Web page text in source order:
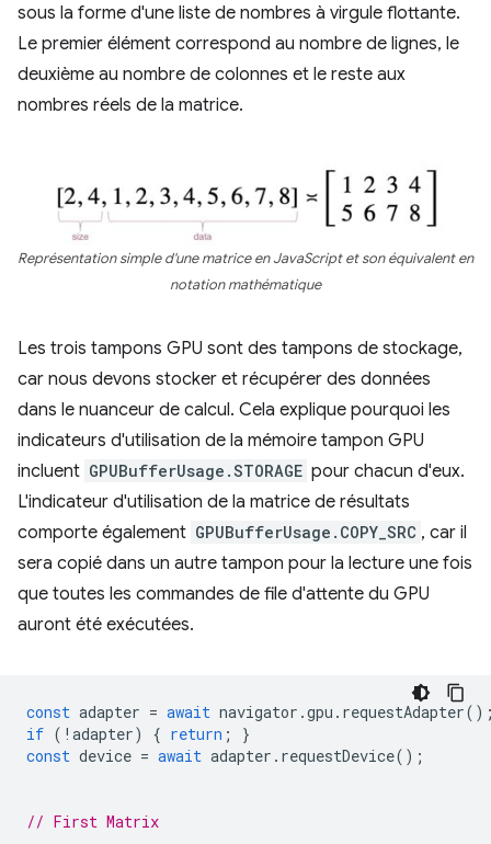
sous la forme d'une liste de nombres à virgule flottante.
Le premier élément correspond au nombre de lignes, le
deuxième au nombre de colonnes et le reste aux
nombres réels de la matrice.
Représentation simple d'une matrice en JavaScript et son équivalent en
notation mathématique
Les trois tampons GPU sont des tampons de stockage,
car nous devons stocker et récupérer des données
dans le nuanceur de calcul. Cela explique pourquoi les
indicateurs d'utilisation de la mémoire tampon GPU
incluent GPUBufferUsage.STORAGE pour chacun d'eux.
L'indicateur d'utilisation de la matrice de résultats
comporte également GPUBufferUsage.COPY_SRC , car il
sera copié dans un autre tampon pour la lecture une fois
que toutes les commandes de file d'attente du GPU
auront été exécutées.
const adapter = await navigator .gpu . requestAdapter
if ( ! adapter) { return ;
}
const device = await adapter . requestDevice();
// First Matrix